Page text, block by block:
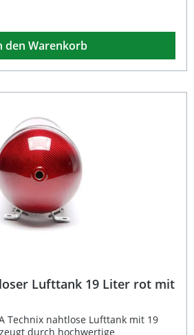
bei denen Stil und Funktion
der Tank einen flexiblen Einsatz
in bestehende Systeme. Die
für eine lange Lebensdauer
bei jedem Einsatz. 19 Liter
rotes Design mit echtem Carbon-
– einfache
Abnahme Lieferumfang: 1x
Liter, rot mit Carbon-Furnier
den Warenkorb
Lufttank 19 Liter rot mit
Technix nahtlose Lufttank mit 19
durch hochwertige